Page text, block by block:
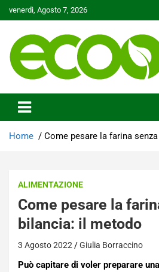
to
venerdì, Agosto 7, 2026
Ecoo.it
Home Come pesare la farina
ALIMENTAZIONE
Come pesare la
bilancia: il metodo
3 Agosto 2022 Giulia Borraccino
Può capitare di voler preparare